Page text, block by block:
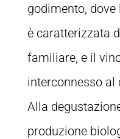
godimento, dove
è caratterizzata
familiare, e il
interconnesso al
Alla
produzione